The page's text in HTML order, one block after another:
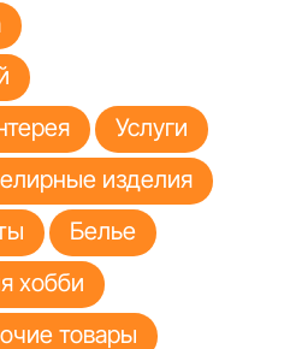
Услуги
изделия
Белье
хобби
товары